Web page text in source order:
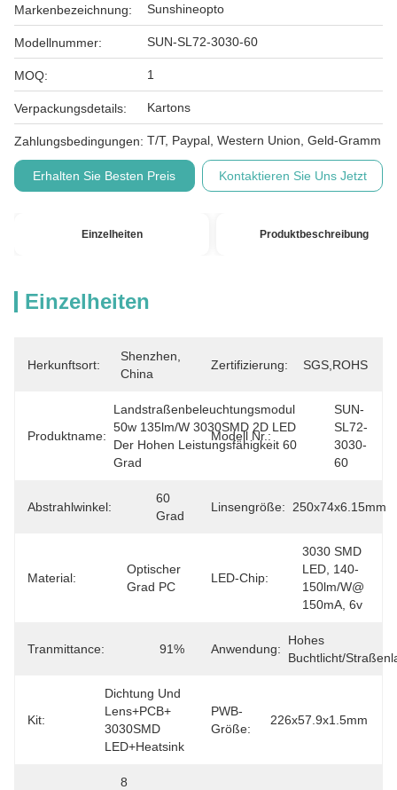
Markenbezeichnung: Sunshineopto
Modellnummer: SUN-SL72-3030-60
MOQ: 1
Verpackungsdetails: Kartons
Zahlungsbedingungen: T/T, Paypal, Western Union, Geld-Gramm
Erhalten Sie Besten Preis Kontaktieren Sie Uns Jetzt
Einzelheiten Produktbeschreibung
Einzelheiten
Herkunftsort:
Shenzhen,
China
Zertifizierung: SGS,ROHS
Produktname:
Landstraßenbeleuchtungsmodul
50w 135lm/w 3030SMD 2D LED
Der Hohen Leistungsfähigkeit 60
Grad
Modell Nr.:
SUN-
SL72-
3030-
60
Abstrahlwinkel:
60
Grad
Linsengröße: 250x74x6.15mm
Material:
Optischer
Grad PC
LED-Chip:
3030 SMD
LED, 140-
150lm/w@
150mA, 6v
Tranmittance: 91% Anwendung:
Hohes
Buchtlicht/
Kit:
Dichtung Und
Lens+PCB+
3030SMD
LED+Heatsink
PWB-
Größe:
226x57.9x1.5mm
8